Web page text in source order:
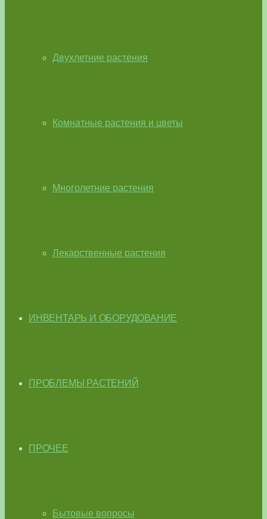
Двухлетние растения
Комнатные растения и цветы
Многолетние растения
Лекарственные растения
ИНВЕНТАРЬ И ОБОРУДОВАНИЕ
ПРОБЛЕМЫ РАСТЕНИЙ
ПРОЧЕЕ
Бытовые вопросы